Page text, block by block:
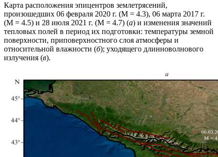
Карта расположения эпицентров землетрясений,
произошедших 06 февраля 2020 г. (М = 4.3), 06 марта 2017 г.
(М = 4.5) и 28 июля 2021 г. (М = 4.7) (а) и изменения значений
тепловых полей в период их подготовки: температуры земной
поверхности, приповерхностного слоя атмосферы и
относительной влажности (б); уходящего длинноволнового
излучения (в).